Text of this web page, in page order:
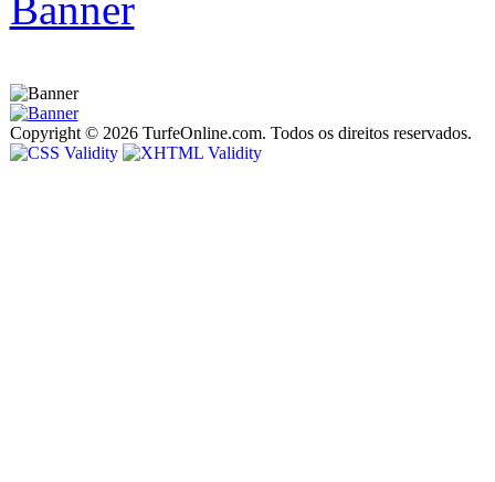
Copyright © 2026 TurfeOnline.com. Todos os direitos reservados.